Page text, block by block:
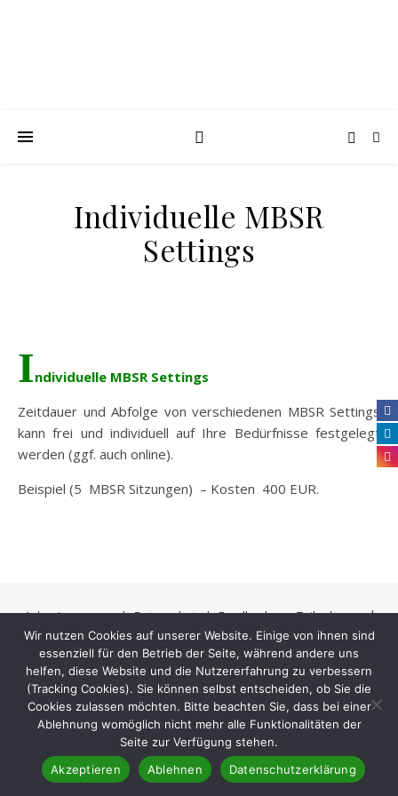
Individuelle MBSR
Settings
Individuelle MBSR Settings
Zeitdauer und Abfolge von verschiedenen MBSR Settings
kann frei und individuell auf Ihre Bedürfnisse festgelegt
werden (ggf. auch online).
Beispiel (5 MBSR Sitzungen) – Kosten 400 EUR.
Impressum | Datenschutz | Feedback von Teilnehmern
Ashe
Theme von WP Royal .
Wir nutzen Cookies auf unserer Website. Einige von ihnen sind
essenziell für den Betrieb der Seite, während andere uns
helfen, diese Website und die Nutzererfahrung zu verbessern
(Tracking Cookies). Sie können selbst entscheiden, ob Sie die
Cookies zulassen möchten. Bitte beachten Sie, dass bei einer
Ablehnung womöglich nicht mehr alle Funktionalitäten der
Seite zur Verfügung stehen.
Akzeptieren
Ablehnen Datenschutzerklärung